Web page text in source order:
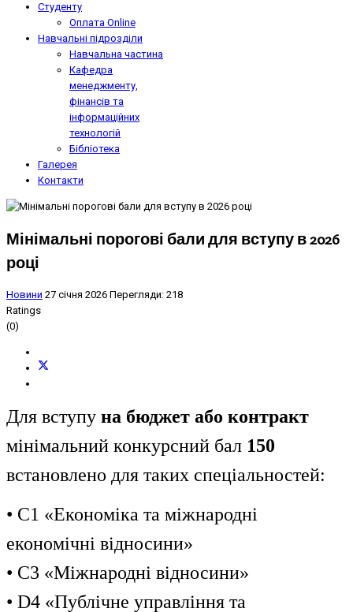
Студенту
Оплата Online
Навчальні підрозділи
Навчальна частина
Кафедра
менеджменту,
фінансів та
інформаційних
технологій
Бібліотека
Галерея
Контакти
Мінімальні порогові бали для вступу в 2026
році
Новини 27 січня 2026 Перегляди: 218
Ratings
(0)
Для вступу на бюджет або контракт
мінімальний конкурсний бал 150
встановлено для таких спеціальностей:
• C1 «Економіка та міжнародні
економічні відносини»
• C3 «Міжнародні відносини»
• D4 «Публічне управління та